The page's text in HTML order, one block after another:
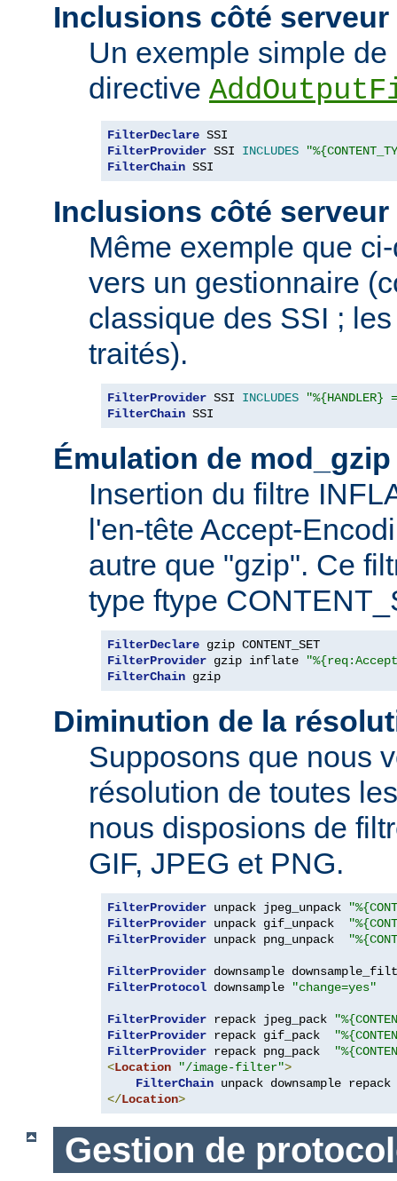
Inclusions côté serveur
Un exemple simple
directive
FilterDeclare
FilterProvider SSI INCLUDES
FilterChain SSI
Inclusions côté serveur
Même exemple que
vers un gestionnaire
classique des SSI ;
traités).
FilterProvider SSI INCLUDES
FilterChain SSI
Émulation de
Insertion du filtre
l'en-tête Accept-
autre que "gzip". Ce
type ftype
FilterDeclare
FilterProvider gzip inflate
FilterChain gzip
Diminution de la
Supposons que nous
résolution de toutes
nous disposions de
GIF, JPEG et PNG.
FilterProvider unpack jpeg_unpack
FilterProvider unpack gif_unpack
FilterProvider unpack png_unpack
FilterProvider downsample
FilterProtocol downsample "change=yes"
FilterProvider repack jpeg_pack
FilterProvider repack gif_pack
FilterProvider repack png_pack
<Location "/image-filter">
FilterChain
</Location>
Gestion de